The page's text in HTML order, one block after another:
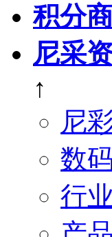
积分
尼采
↑
尼
数
行